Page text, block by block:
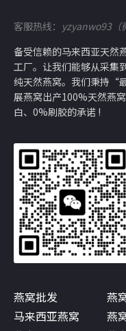
客服热线： yzyanwo93（
备受信赖的马来西亚天然
工厂。让我们能够从采集
纯天然燕窝。我们秉持
展燕窝出产100%天然燕
白、0%刷胶的承诺 !
燕窝批发
马来西亚燕窝
燕
燕